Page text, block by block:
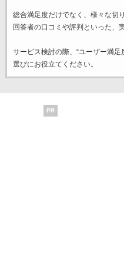
総合満足度だけでなく、様々な切
回答者の口コミや評判といった、
サービス検討の際、“ユーザー満足
選びにお役立てください。
PR